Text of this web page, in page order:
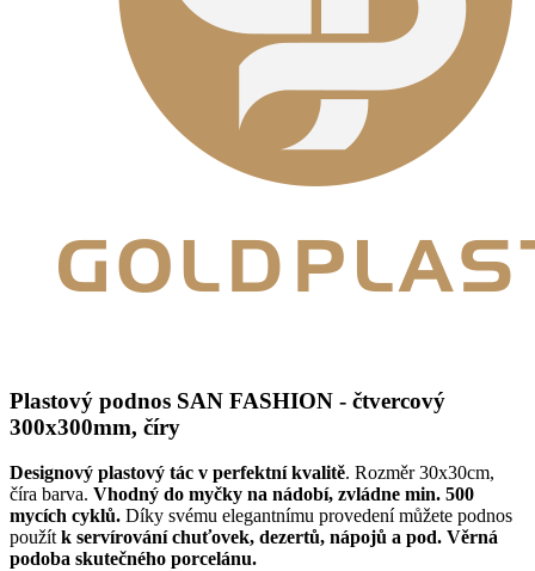
Plastový podnos SAN FASHION - čtvercový
300x300mm, číry
Designový plastový tác v perfektní kvalitě. Rozměr 30x30cm,
číra barva. Vhodný do myčky na nádobí, zvládne min. 500
mycích cyklů. Díky svému elegantnímu provedení můžete podnos
použítk servírování chuťovek, dezertů, nápojů a pod. Věrná
podoba skutečného porcelánu.